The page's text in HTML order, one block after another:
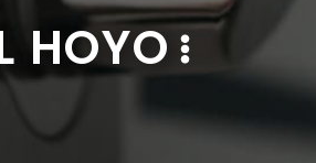
HOYO